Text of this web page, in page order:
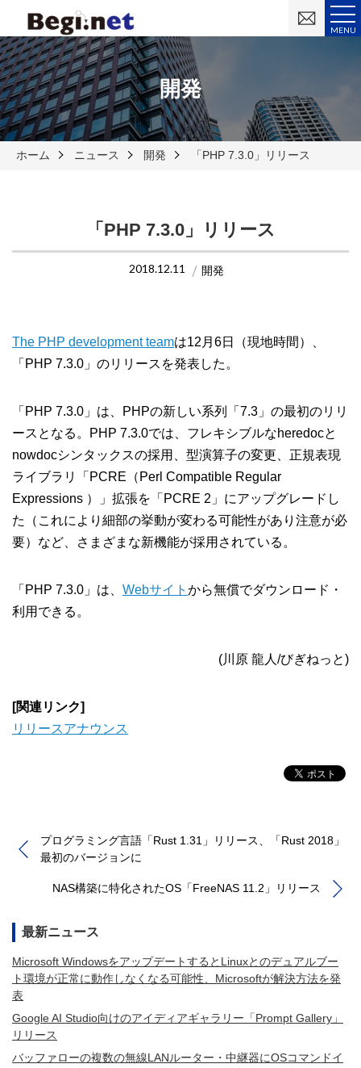
MENU
い
開発
ホーム ニュース 開発 「PHP 7.3.0」リリース
「PHP 7.3.0」リリース
2018.12.11 開発
The PHP development teamは12月6日（現地時間）、
「PHP 7.3.0」のリリースを発表した。
「PHP 7.3.0」は、PHPの新しい系列「7.3」の最初のリリ
ースとなる。PHP 7.3.0では、フレキシブルなheredocと
nowdocシンタックスの採用、型演算子の変更、正規表現
ライブラリ「PCRE（Perl Compatible Regular
Expressions ）」拡張を「PCRE 2」にアップグレードし
た（これにより細部の挙動が変わる可能性があり注意が必
要）など、さまざまな新機能が採用されている。
「PHP 7.3.0」は、 Webサイト から無償でダウンロード・
利用できる。
(川原 龍人/びぎねっと)
[関連リンク]
リリースアナウンス
プログラミング言語「Rust 1.31」リリース、「Rust 2018」
最初のバージョンに
NAS構築に特化されたOS「FreeNAS 11.2」リリース
最新ニュース
Microsoft WindowsをアップデートするとLinuxとのデュアルブー
ト環境が正常に動作しなくなる可能性、Microsoftが解決方法を発
表
Google AI Studio向けのアイディアギャラリー「Prompt Gallery」
リリース
バッファローの複数の無線LANルーター・中継器にOSコマンドイ